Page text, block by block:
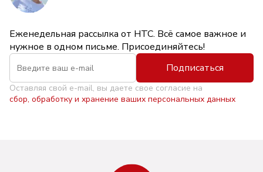
Еженедельная рассылка от НТС. Всё самое важное и
нужное в одном письме. Присоединяйтесь!
Подписаться
Оставляя свой e-mail, вы даете свое согласие на
сбор, обработку и хранение ваших персональных данных